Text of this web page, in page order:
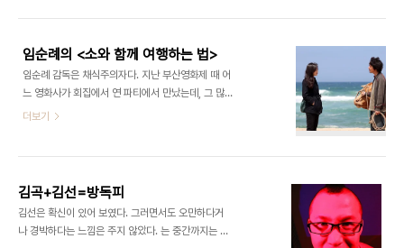
가을 개봉해 흥행에도 성공한 은 19세기 프랑스 희곡
의 삶은 안정적입니다. 직장은 번듯하고 남편은 자상
합니다. 그러나 여자의 얼굴 한구석엔 그늘이 드리워
있습니다. 지나치게 평안한 삶 속에서 권태를 느끼는
걸까요. 누군가는 행복에 겨운 투정이라고 할지도 모
르겠습니다. 남자의 삶은 힘겨워 보입니다. 두 명의
내는 늘 돈이 부족하다며 짜증을 냅니다. 외식업체에
임순례의 <소와 함께 여행하는 법>
임순례 감독은 채식주의자다. 지난 부산영화제 때 어
느 영화사가 회집에서 연 파티에서 만났는데, 그 많은
회를 두고 풀만 먹고 있었다. (물론 소주는 잘 마셨
는데, 한밤에 어디선가 바스락거리는 소리가 나더라
는 것이다. 깜짝 놀라 살펴보니 살아있는 바지락이 껍
질을 열고닫으며 바스락대고 있었다. 차마 살아있는
것으로 보이지도 않던 바지락이 살겠다고 꼬물락거
더보기
김곡+김선=방독피
김선은 확신이 있어 보였다. 그러면서도 오만하다거
나 경박하다는 느낌은 주지 않았다. 는 중간까지는 미